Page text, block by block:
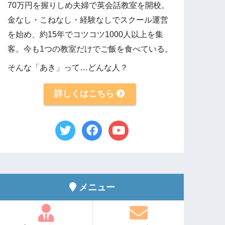
70万円を握りしめ夫婦で英会話教室を開校。
金なし・こねなし・経験なしでスクール運営
を始め、約15年でコツコツ1000人以上を集
客。今も1つの教室だけでご飯を食べている。
そんな「あき」って…どんな人？
詳しくはこちら
メニュー